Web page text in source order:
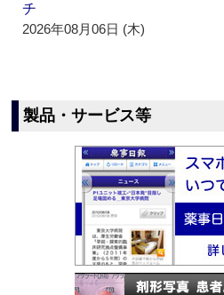
チ
2026年08月06日 (木)
製品・サービス等